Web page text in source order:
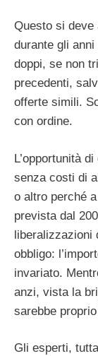
Questo si deve
durante gli
doppi, se non
precedenti,
offerte simili.
con ordine.
L’opportunità
senza costi di
o altro perché
prevista dal
liberalizzazioni
obbligo:
invariato.
anzi, vista la
sarebbe
Gli esperti,